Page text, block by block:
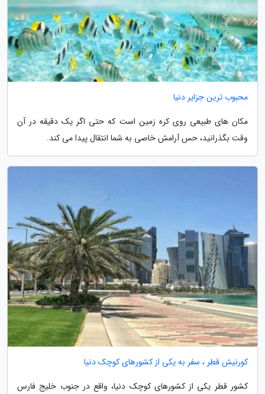
محبوب ترین جزایر دنیا
مکان های طبیعی روی کره زمین است که حتی اگر یک دقیقه در آن
وقت بگذرانید، حس آرامش خاصی به شما انتقال پیدا می کند.
کورنیش قطر ، سفر به یکی از کشورهای کوچک دنیا
کشور قطر یکی از کشورهای کوچک دنیا، واقع در جنوب خلیج فارس